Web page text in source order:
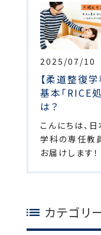
2025/07/10
【柔道整復
基本「RICE
は？
こんにちは、
学科の専任教
お届けします
カテゴリ